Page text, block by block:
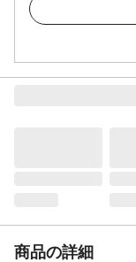
商品の詳細